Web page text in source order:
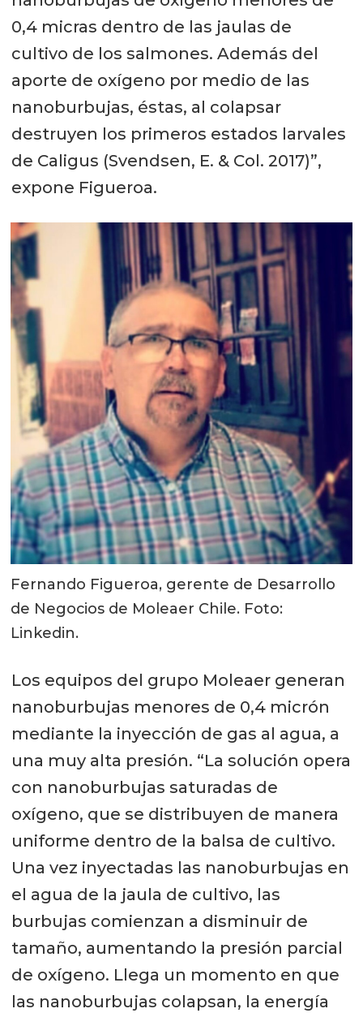
0,4 micras dentro de las jaulas de
cultivo de los salmones. Además del
aporte de oxígeno por medio de las
nanoburbujas, éstas, al colapsar
destruyen los primeros estados larvales
de Caligus (Svendsen, E. & Col. 2017)”,
expone Figueroa.
Fernando Figueroa, gerente de Desarrollo
de Negocios de Moleaer Chile. Foto:
Linkedin.
Los equipos del grupo Moleaer generan
nanoburbujas menores de 0,4 micrón
mediante la inyección de gas al agua, a
una muy alta presión. “La solución opera
con nanoburbujas saturadas de
oxígeno, que se distribuyen de manera
uniforme dentro de la balsa de cultivo.
Una vez inyectadas las nanoburbujas en
el agua de la jaula de cultivo, las
burbujas comienzan a disminuir de
tamaño, aumentando la presión parcial
de oxígeno. Llega un momento en que
las nanoburbujas colapsan, la energía